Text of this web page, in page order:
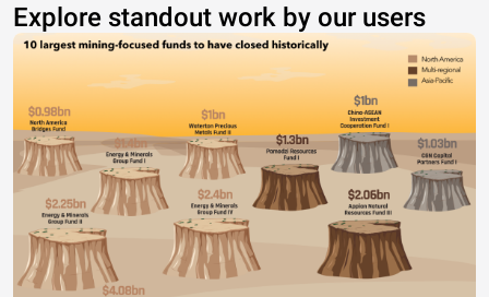
Explore standout work by our users